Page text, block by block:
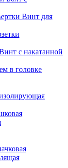
Винт для
с накатанной
в головке